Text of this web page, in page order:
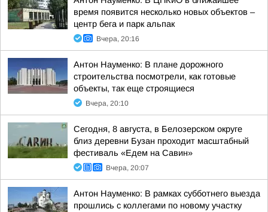
время появится несколько новых объектов –
центр бега и парк альпак
Вчера, 20:16
Антон Науменко: В плане дорожного
строительства посмотрели, как готовые
объекты, так еще строящиеся
Вчера, 20:10
Сегодня, 8 августа, в Белозерском округе
близ деревни Бузан проходит масштабный
фестиваль «Едем на Савин»
Вчера, 20:07
Антон Науменко: В рамках субботнего выезда
прошлись с коллегами по новому участку